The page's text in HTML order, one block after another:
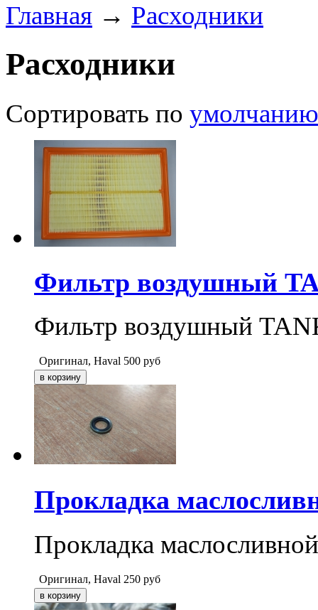
Главная → Расходники
Расходники
Сортировать по умолчанию
Фильтр воздушный
Фильтр воздушный
Оригинал, Haval 500 руб
Прокладка
Прокладка
Оригинал, Haval 250 руб